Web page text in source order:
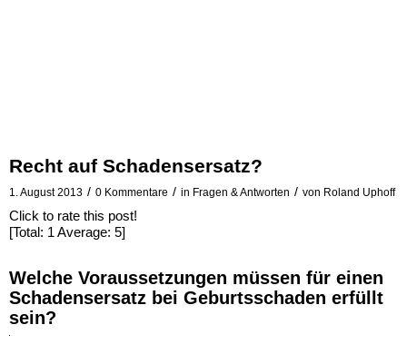
Recht auf Schadensersatz?
1. August 2013 / 0 Kommentare / in Fragen & Antworten / von Roland Uphoff
Click to rate this post!
[Total: 1 Average: 5]
Welche Voraussetzungen müssen für einen
Schadensersatz bei Geburtsschaden erfüllt
sein?
Mit
dem
Laden
des
Sie
die
Datenschutzerklärung
von